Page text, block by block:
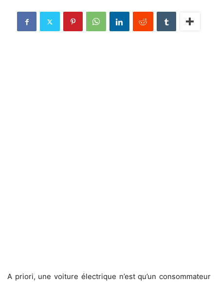
A priori, une voiture électrique n’est qu’un consommateur